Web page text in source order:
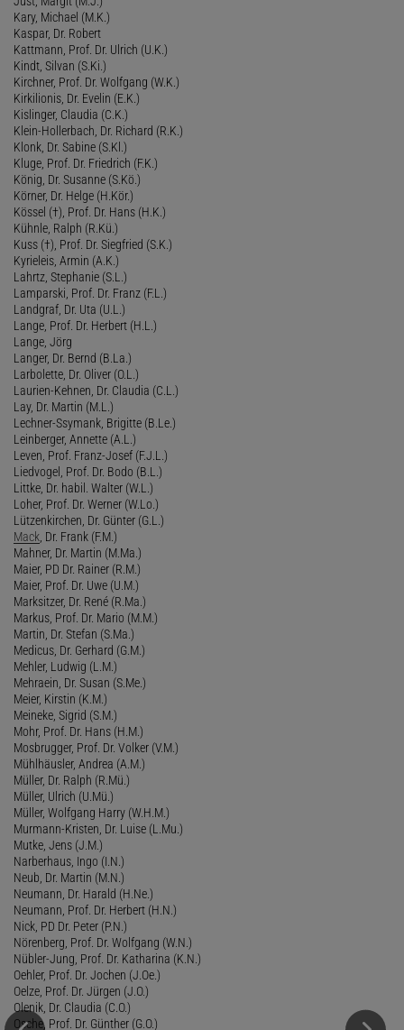
Kary, Michael (M.K.)
Kaspar, Dr. Robert
Kattmann, Prof. Dr. Ulrich (U.K.)
Kindt, Silvan (S.Ki.)
Kirchner, Prof. Dr. Wolfgang (W.K.)
Kirkilionis, Dr. Evelin (E.K.)
Kislinger, Claudia (C.K.)
Klein-Hollerbach, Dr. Richard (R.K.)
Klonk, Dr. Sabine (S.Kl.)
Kluge, Prof. Dr. Friedrich (F.K.)
König, Dr. Susanne (S.Kö.)
Körner, Dr. Helge (H.Kör.)
Kössel (†), Prof. Dr. Hans (H.K.)
Kühnle, Ralph (R.Kü.)
Kuss (†), Prof. Dr. Siegfried (S.K.)
Kyrieleis, Armin (A.K.)
Lahrtz, Stephanie (S.L.)
Lamparski, Prof. Dr. Franz (F.L.)
Landgraf, Dr. Uta (U.L.)
Lange, Prof. Dr. Herbert (H.L.)
Lange, Jörg
Langer, Dr. Bernd (B.La.)
Larbolette, Dr. Oliver (O.L.)
Laurien-Kehnen, Dr. Claudia (C.L.)
Lay, Dr. Martin (M.L.)
Lechner-Ssymank, Brigitte (B.Le.)
Leinberger, Annette (A.L.)
Leven, Prof. Franz-Josef (F.J.L.)
Liedvogel, Prof. Dr. Bodo (B.L.)
Littke, Dr. habil. Walter (W.L.)
Loher, Prof. Dr. Werner (W.Lo.)
Lützenkirchen, Dr. Günter (G.L.)
Mack , Dr. Frank (F.M.)
Mahner, Dr. Martin (M.Ma.)
Maier, PD Dr. Rainer (R.M.)
Maier, Prof. Dr. Uwe (U.M.)
Marksitzer, Dr. René (R.Ma.)
Markus, Prof. Dr. Mario (M.M.)
Martin, Dr. Stefan (S.Ma.)
Medicus, Dr. Gerhard (G.M.)
Mehler, Ludwig (L.M.)
Mehraein, Dr. Susan (S.Me.)
Meier, Kirstin (K.M.)
Meineke, Sigrid (S.M.)
Mohr, Prof. Dr. Hans (H.M.)
Mosbrugger, Prof. Dr. Volker (V.M.)
Mühlhäusler, Andrea (A.M.)
Müller, Dr. Ralph (R.Mü.)
Müller, Ulrich (U.Mü.)
Müller, Wolfgang Harry (W.H.M.)
Murmann-Kristen, Dr. Luise (L.Mu.)
Mutke, Jens (J.M.)
Narberhaus, Ingo (I.N.)
Neub, Dr. Martin (M.N.)
Neumann, Dr. Harald (H.Ne.)
Neumann, Prof. Dr. Herbert (H.N.)
Nick, PD Dr. Peter (P.N.)
Nörenberg, Prof. Dr. Wolfgang (W.N.)
Nübler-Jung, Prof. Dr. Katharina (K.N.)
Oehler, Prof. Dr. Jochen (J.Oe.)
Oelze, Prof. Dr. Jürgen (J.O.)
Olenik, Dr. Claudia (C.O.)
Osche, Prof. Dr. Günther (G.O.)